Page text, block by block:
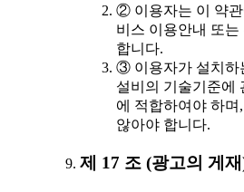
② 이용자는 이 약관
비스 이용안내 또
합니다.
③ 이용자가 설치하
설비의 기술기준에
에 적합하여야 하며
않아야 합니다.
제 17 조 (광고의 게